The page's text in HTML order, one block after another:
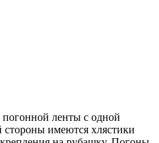
ленты с одной
имеются хлястики